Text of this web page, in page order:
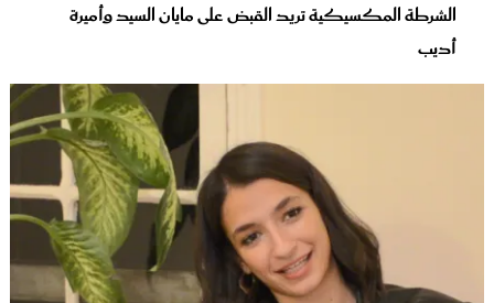
الشرطة المكسيكية تريد القبض على مايان السيد وأميرة
أديب